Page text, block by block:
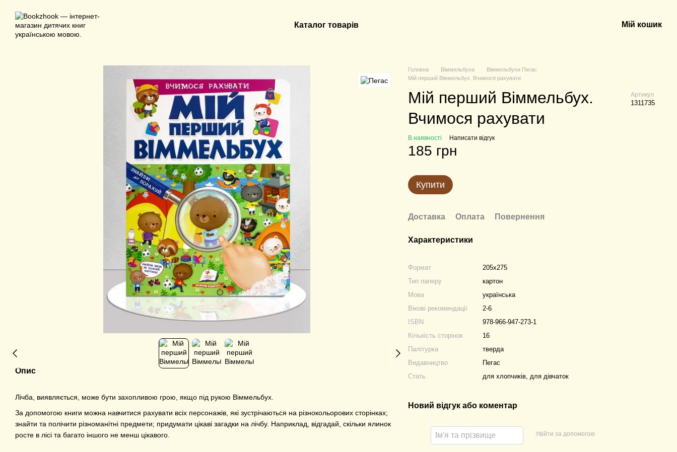
Каталог товарів Мій кошик
Опис
Лічба, виявляється, може бути захопливою грою, якщо під рукою Віммельбух.
За допомогою книги можна навчитися рахувати всіх персонажів, які зустрічаються на різнокольорових сторінках;
знайти та полічити різноманітні предмети; придумати цікаві загадки на лічбу. Наприклад, відгадай, скільки ялинок
росте в лісі та багато іншого не менш цікавого.
Головна Віммельбухи
Віммельбухи Пегас
Мій перший Віммельбух. Вчимося рахувати
Мій перший Віммельбух.
Вчимося рахувати
Артикул
1311735
В наявності Написати відгук
185 грн
Купити
Доставка Оплата Повернення
Характеристики
Формат
205х275
Тип паперу
картон
Мова
українська
Вікові рекомендації
2-6
ISBN
978-966-947-273-1
Кількість сторінок
16
Палітурка
тверда
Видавництво
Пегас
Стать
для хлопчиків, для дівчаток
Новий відгук або коментар
Увійти за допомогою